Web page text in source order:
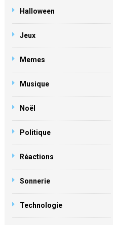
Halloween
Jeux
Memes
Musique
Noël
Politique
Réactions
Sonnerie
Technologie